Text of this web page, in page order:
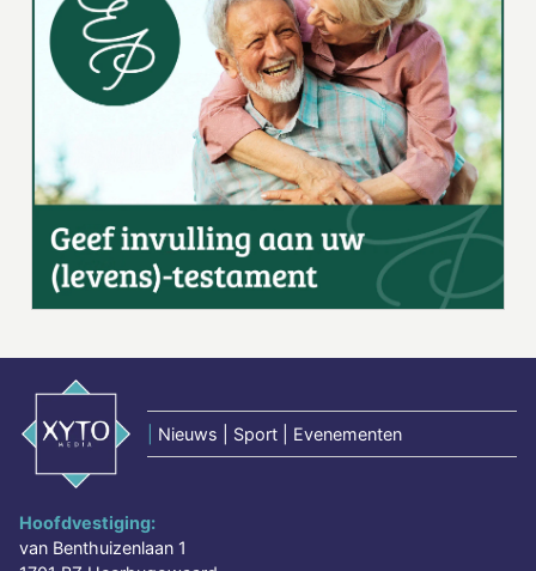
Nieuws | Sport | Evenementen
Hoofdvestiging:
van Benthuizenlaan 1